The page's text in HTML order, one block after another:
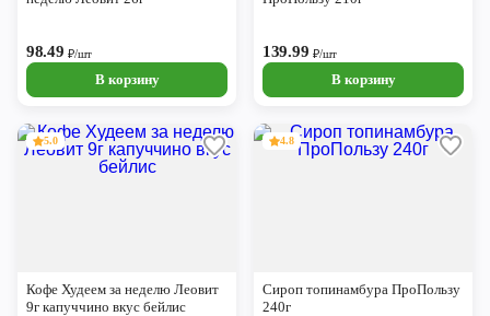
98.49₽/шт
В корзину
139.99 ₽/шт
В корзину
5.0
Кофе Худеем за неделю Леовит
9г капуччино вкус бейлис
4.8
Сироп топинамбура ПроПользу
240г